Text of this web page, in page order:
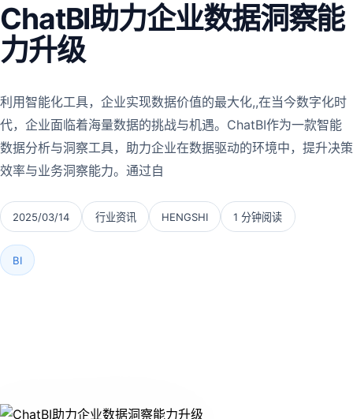
ChatBI助力企业数据洞察能
力升级
利用智能化工具，企业实现数据价值的最大化,,在当今数字化时
代，企业面临着海量数据的挑战与机遇。ChatBI作为一款智能
数据分析与洞察工具，助力企业在数据驱动的环境中，提升决策
效率与业务洞察能力。通过自
2025/03/14 行业资讯 HENGSHI 1 分钟阅读
BI